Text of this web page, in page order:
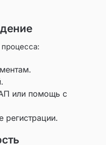
или помощь с
регистрации.